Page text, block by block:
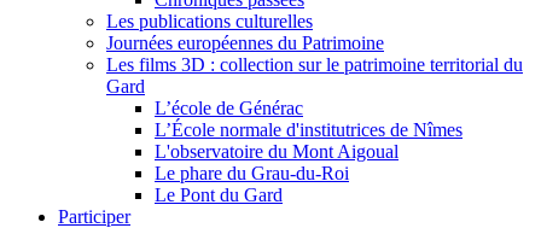
Les publications culturelles
Journées européennes du Patrimoine
Les films 3D : collection sur le patrimoine territorial du
Gard
L’école de Générac
L’École normale d'institutrices de Nîmes
L'observatoire du Mont Aigoual
Le phare du Grau-du-Roi
Le Pont du Gard
Participer